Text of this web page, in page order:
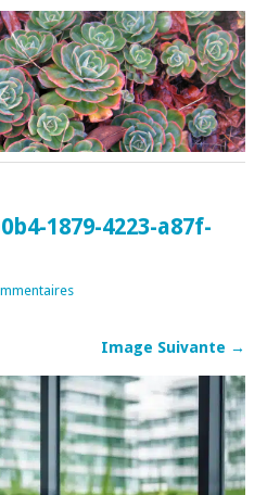
1879-4223-a87f-
Image Suivante →